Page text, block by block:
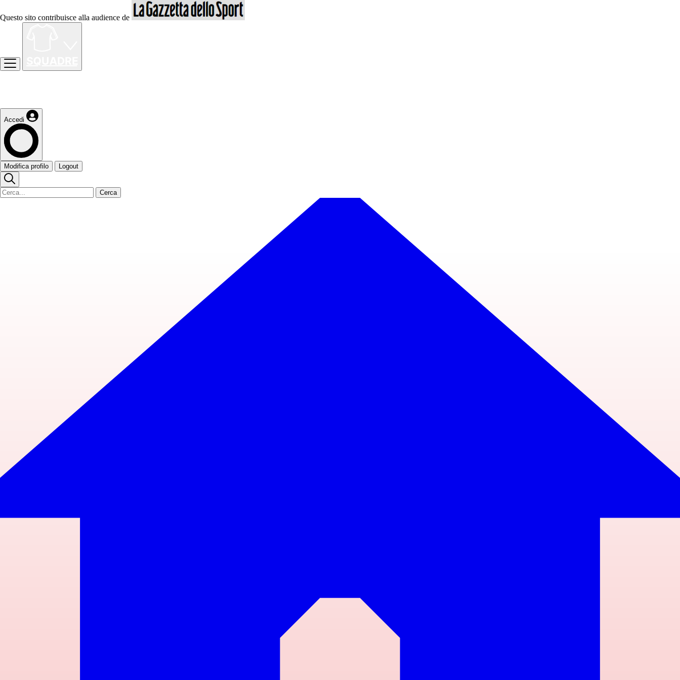
Questo sito contribuisce alla audience de
Accedi
Modifica profilo Logout
Cerca